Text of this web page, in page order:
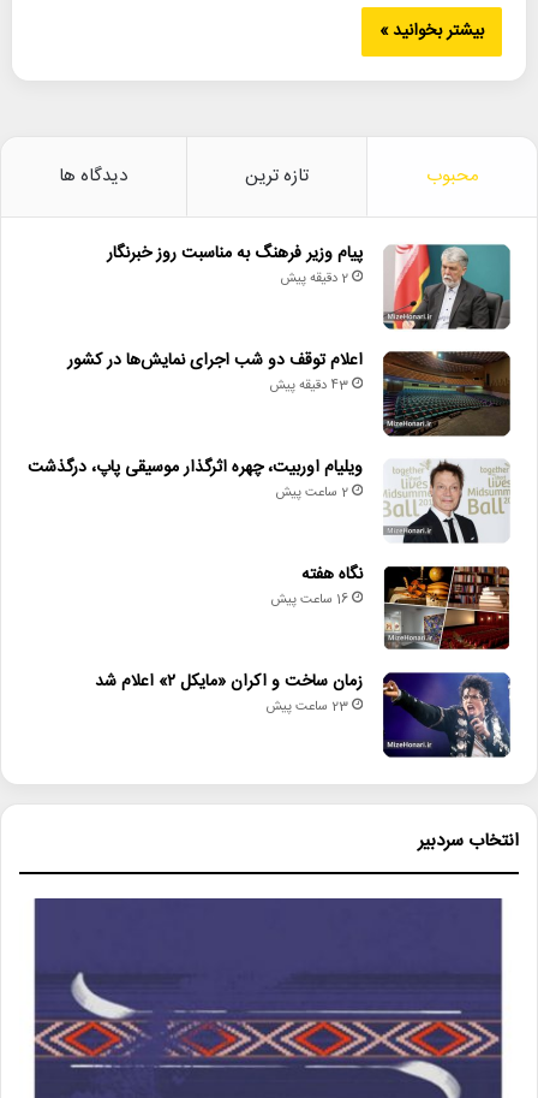
بیشتر بخوانید »
محبوب تازه ترین دیدگاه ها
پیام وزیر فرهنگ به مناسبت روز خبرنگار
2 دقیقه پیش
اعلام توقف دو شب اجرای نمایش‌ها در کشور
43 دقیقه پیش
ویلیام اوربیت، چهره اثرگذار موسیقی پاپ، درگذشت
2 ساعت پیش
نگاه هفته
16 ساعت پیش
زمان ساخت و اکران «مایکل ۲» اعلام شد
23 ساعت پیش
انتخاب سردبیر